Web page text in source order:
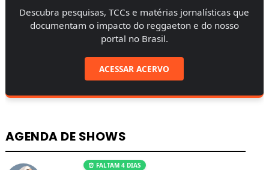
Descubra pesquisas, TCCs e matérias jornalísticas que
documentam o impacto do reggaeton e do nosso
portal no Brasil.
ACESSAR ACERVO
AGENDA DE SHOWS
⏰ FALTAM 4 DIAS